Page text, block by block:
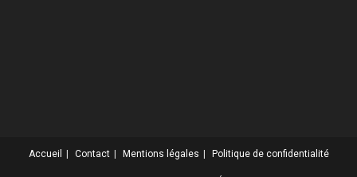
Accueil Contact Mentions légales Politique de confidentialité